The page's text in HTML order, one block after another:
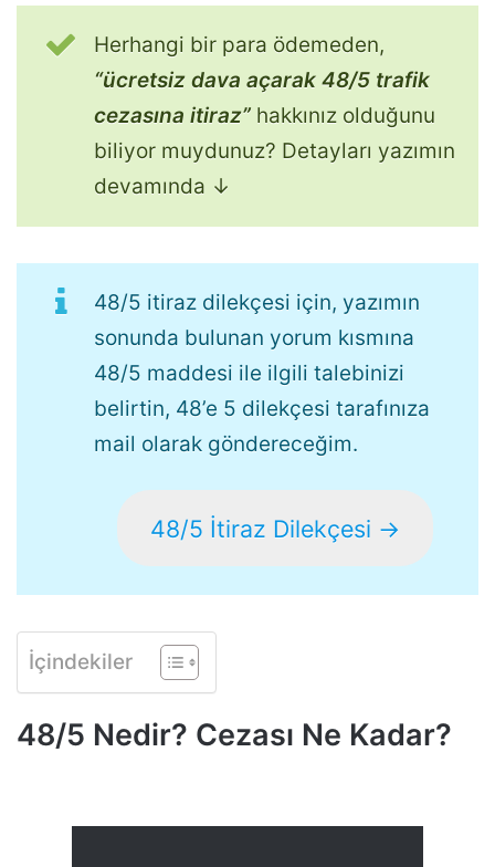
Herhangi bir para ödemeden,
“ücretsiz dava açarak 48/5 trafik
cezasına itiraz” hakkınız olduğunu
biliyor muydunuz? Detayları yazımın
devamında ↓
48/5 itiraz dilekçesi için, yazımın
sonunda bulunan yorum kısmına
48/5 maddesi ile ilgili talebinizi
belirtin, 48’e 5 dilekçesi tarafınıza
mail olarak göndereceğim.
48/5 İtiraz Dilekçesi →
İçindekiler
48/5 Nedir? Cezası Ne Kadar?